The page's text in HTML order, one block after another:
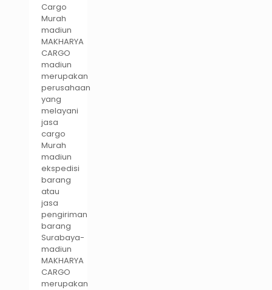
Cargo
Murah
madiun
MAKHARYA
CARGO
madiun
merupakan
perusahaan
yang
melayani
jasa
cargo
Murah
madiun
ekspedisi
barang
atau
jasa
pengiriman
barang
Surabaya-
madiun
MAKHARYA
CARGO
merupakan